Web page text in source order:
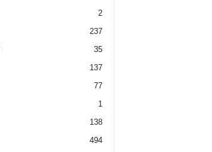
2
237
35
137
77
1
138
494